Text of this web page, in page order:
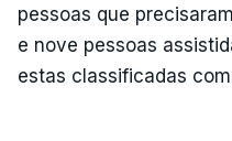
pessoas que
e nove pessoas
estas classificadas